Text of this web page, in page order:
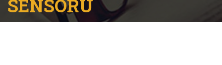
SENSÖRÜ